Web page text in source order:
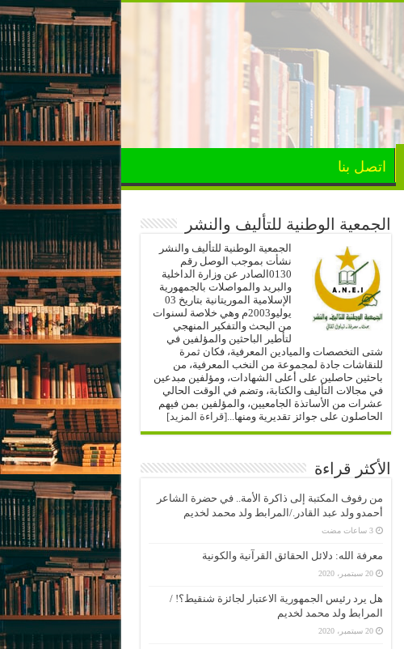
اتصل بنا
الجمعية الوطنية للتأليف والنشر
الجمعية الوطنية للتأليف والنشر
نشأت بموجب الوصل رقم
0130الصادر عن وزارة الداخلية
والبريد والمواصلات بالجمهورية
الإسلامية الموريتانية بتاريخ 03
يوليو2003م وهي خلاصة لسنوات
من البحث والتفكير المنهجي
لتأطير الباحثين والمؤلفين في
شتى التخصصات والميادين المعرفية، فكان ثمرة
للنقاشات جادة لمجموعة من النخب المعرفية، من
باحثين حاصلين على أعلى الشهادات، ومؤلفين مبدعين
في مجالات التأليف والكتابة، وتضم في الوقت الحالي
عشرات من الأساتذة الجامعيين، والمؤلفين بمن فيهم
الحاصلون على جوائز تقديرية ومنها...[قراءة المزيد]
الأكثر قراءة
من رفوف المكتبة إلى ذاكرة الأمة.. في حضرة الشاعر
أحمدو ولد عبد القادر./المرابط ولد محمد لخديم
‏3 ساعات مضت
معرفة الله: دلائل الحقائق القرآنية والكونية
20 سبتمبر، 2020
هل يرد رئيس الجمهورية الاعتبار لجائزة شنقيط؟! /
المرابط ولد محمد لخديم
20 سبتمبر، 2020